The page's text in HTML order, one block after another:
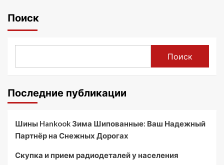
Поиск
Поиск
Последние публикации
Шины Hankook Зима Шипованные: Ваш Надежный
Партнёр на Снежных Дорогах
Скупка и прием радиодеталей у населения